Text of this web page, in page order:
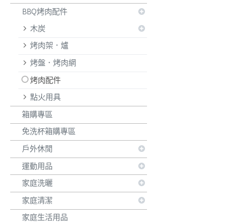
BBQ烤肉配件
木炭
烤肉架．爐
烤盤．烤肉網
烤肉配件
點火用具
箱購專區
免洗杯箱購專區
戶外休閒
運動用品
家庭洗曬
家庭清潔
家庭生活用品